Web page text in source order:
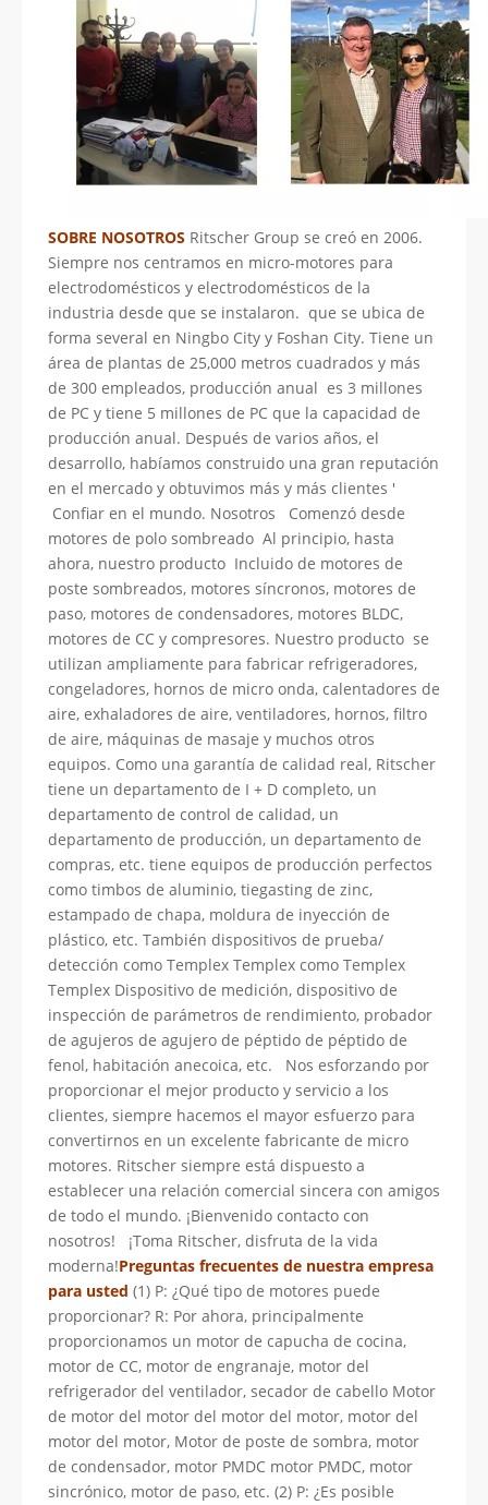
SOBRE NOSOTROS Ritscher Group se creó en 2006.
Siempre nos centramos en micro-motores para
electrodomésticos y electrodomésticos de la
industria desde que se instalaron. que se ubica de
forma several en Ningbo City y Foshan City. Tiene un
área de plantas de 25,000 metros cuadrados y más
de 300 empleados, producción anual es 3 millones
de PC y tiene 5 millones de PC que la capacidad de
producción anual. Después de varios años, el
desarrollo, habíamos construido una gran reputación
en el mercado y obtuvimos más y más clientes '
Confiar en el mundo. Nosotros Comenzó desde
motores de polo sombreado Al principio, hasta
ahora, nuestro producto Incluido de motores de
poste sombreados, motores síncronos, motores de
paso, motores de condensadores, motores BLDC,
motores de CC y compresores. Nuestro producto se
utilizan ampliamente para fabricar refrigeradores,
congeladores, hornos de micro onda, calentadores de
aire, exhaladores de aire, ventiladores, hornos, filtro
de aire, máquinas de masaje y muchos otros
equipos. Como una garantía de calidad real, Ritscher
tiene un departamento de I + D completo, un
departamento de control de calidad, un
departamento de producción, un departamento de
compras, etc. tiene equipos de producción perfectos
como timbos de aluminio, tiegasting de zinc,
estampado de chapa, moldura de inyección de
plástico, etc. También dispositivos de prueba/
detección como Templex Templex como Templex
Templex Dispositivo de medición, dispositivo de
inspección de parámetros de rendimiento, probador
de agujeros de agujero de péptido de péptido de
fenol, habitación anecoica, etc. Nos esforzando por
proporcionar el mejor producto y servicio a los
clientes, siempre hacemos el mayor esfuerzo para
convertirnos en un excelente fabricante de micro
motores. Ritscher siempre está dispuesto a
establecer una relación comercial sincera con amigos
de todo el mundo. ¡Bienvenido contacto con
nosotros! ¡Toma Ritscher, disfruta de la vida
moderna!Preguntas frecuentes de nuestra empresa
para usted (1) P: ¿Qué tipo de motores puede
proporcionar? R: Por ahora, principalmente
proporcionamos un motor de capucha de cocina,
motor de CC, motor de engranaje, motor del
refrigerador del ventilador, secador de cabello Motor
de motor del motor del motor del motor, motor del
motor del motor, Motor de poste de sombra, motor
de condensador, motor PMDC motor PMDC, motor
sincrónico, motor de paso, etc. (2) P: ¿Es posible